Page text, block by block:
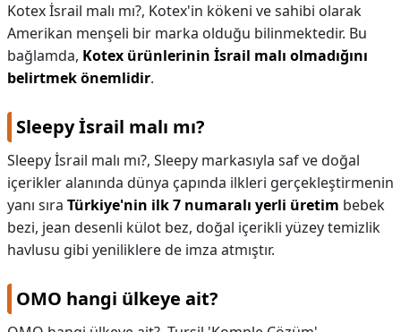
Kotex İsrail malı mı?, Kotex'in kökeni ve sahibi olarak
Amerikan menşeli bir marka olduğu bilinmektedir. Bu
bağlamda, Kotex ürünlerinin İsrail malı olmadığını
belirtmek önemlidir.
Sleepy İsrail malı mı?
Sleepy İsrail malı mı?, Sleepy markasıyla saf ve doğal
içerikler alanında dünya çapında ilkleri gerçekleştirmenin
yanı sıra Türkiye'nin ilk 7 numaralı yerli üretim bebek
bezi, jean desenli külot bez, doğal içerikli yüzey temizlik
havlusu gibi yeniliklere de imza atmıştır.
OMO hangi ülkeye ait?